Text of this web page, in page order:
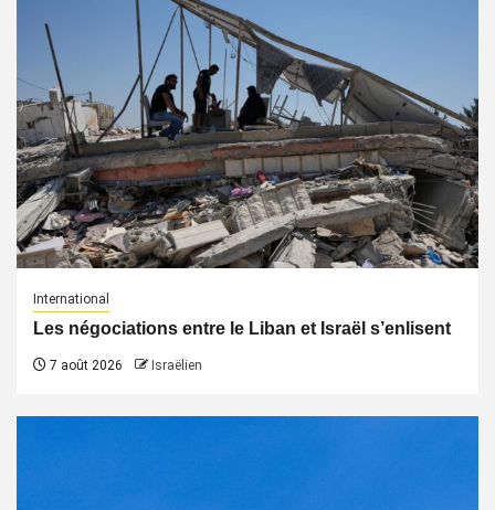
International
Les négociations entre le Liban et Israël s’enlisent
7 août 2026 Israëlien